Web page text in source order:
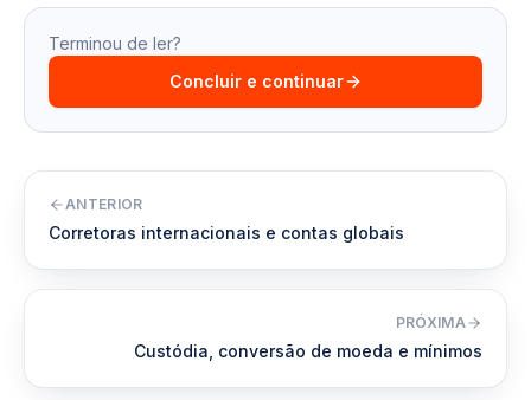
Terminou de ler?
Concluir e continuar
ANTERIOR
Corretoras internacionais e contas globais
PRÓXIMA
Custódia, conversão de moeda e mínimos